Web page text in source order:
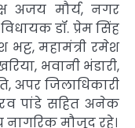
अजय मौर्य, नगर
डॉ. प्रेम सिंह
भट्ट, महामंत्री रमेश
भवानी भंडारी,
अपर जिलाधिकारी
पांडे सहित अनेक
नागरिक मौजूद रहे।